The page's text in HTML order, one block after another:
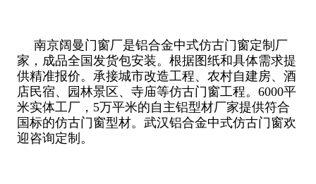
南京阔曼门窗厂是铝合金中式仿古门窗定制厂
家，成品全国发货包安装。根据图纸和具体需求提
供精准报价。承接城市改造工程、农村自建房、酒
店民宿、园林景区、寺庙等仿古门窗工程。6000平
米实体工厂，5万平米的自主铝型材厂家提供符合
国标的仿古门窗型材。武汉铝合金中式仿古门窗欢
迎咨询定制。